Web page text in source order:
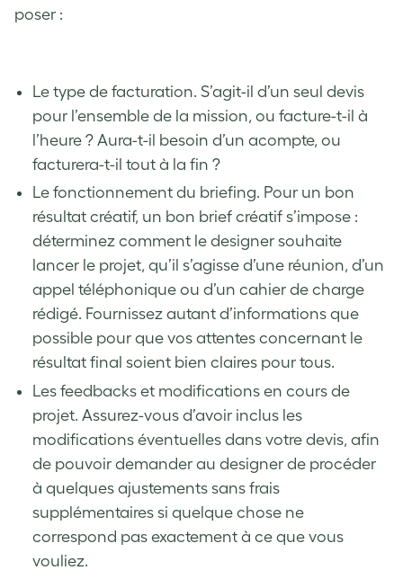
poser :
Le type de facturation. S’agit-il d’un seul devis
pour l’ensemble de la mission, ou facture-t-il à
l’heure ? Aura-t-il besoin d’un acompte, ou
facturera-t-il tout à la fin ?
Le fonctionnement du briefing. Pour un bon
résultat créatif, un bon brief créatif s’impose :
déterminez comment le designer souhaite
lancer le projet, qu’il s’agisse d’une réunion, d’un
appel téléphonique ou d’un cahier de charge
rédigé. Fournissez autant d’informations que
possible pour que vos attentes concernant le
résultat final soient bien claires pour tous.
Les feedbacks et modifications en cours de
projet. Assurez-vous d’avoir inclus les
modifications éventuelles dans votre devis, afin
de pouvoir demander au designer de procéder
à quelques ajustements sans frais
supplémentaires si quelque chose ne
correspond pas exactement à ce que vous
vouliez.